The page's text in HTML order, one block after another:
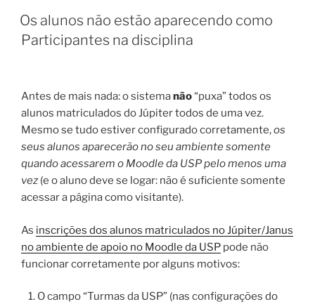
Os alunos não estão aparecendo como
Participantes na disciplina
Antes de mais nada: o sistemanão“puxa” todos os
alunos matriculados do Júpiter todos de uma vez.
Mesmo se tudo estiver configurado corretamente,os
seus alunos aparecerão no seu ambiente somente
quando acessarem o Moodle da USP pelo menos uma
vez (e o aluno deve se logar: não é suficiente somente
acessar a página como visitante).
As inscrições dos alunos matriculados no Júpiter/Janus
no ambiente de apoio no Moodle da USP pode não
funcionar corretamente por alguns motivos:
O campo “Turmas da USP” (nas configurações do